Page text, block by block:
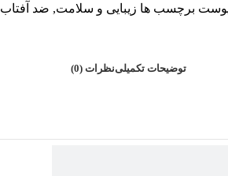
برچسب ها زیبایی و سلامت, ضد آفتاب
توضیحات تکمیلینظرات (0)